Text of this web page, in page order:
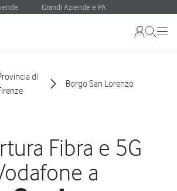
Grandi Aziende e PA
di
Borgo San Lorenzo
Fibra e 5G
a